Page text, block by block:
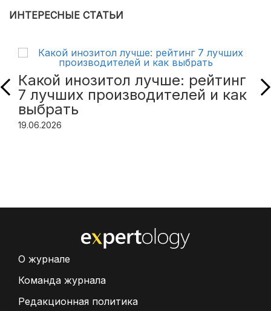
ИНТЕРЕСНЫЕ СТАТЬИ
Какой инозитол лучше: рейтинг
7 лучших производителей и как
выбрать
19.06.2026
О журнале
Команда журнала
Редакционная политика